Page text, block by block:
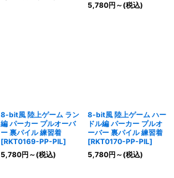
5,780円 ～ (税込)
8-bit風 陸上ゲーム ラン
編 パーカー プルオーバ
ー 裏パイル 練習着
[RKT0169-PP-PIL]
5,780円 ～ (税込)
8-bit風 陸上ゲーム ハー
ドル編 パーカー プルオ
ーバー 裏パイル 練習着
[RKT0170-PP-PIL]
5,780円 ～ (税込)